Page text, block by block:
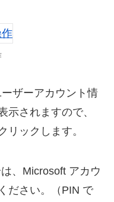
ザーアカウント情
示されますので、
リックします。
、Microsoft アカウ
ださい。（PIN で